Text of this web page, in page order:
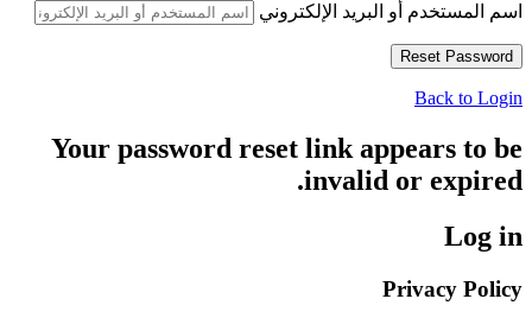
اسم المستخدم أو البريد الإلكتروني
Back to Login
Your password reset link appears to be
invalid or expired.
Log in
Privacy Policy